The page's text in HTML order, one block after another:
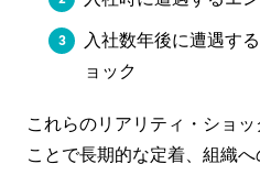
入社数年後に遭遇す
ョック
これらのリアリティ・ショ
ことで長期的な定着、組織